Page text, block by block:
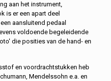
aan het instrument,
is er een apart deel
aansluitend pedaal
voldoende begeleidende
die posities van de hand- en
en voordrachtstukken heb
Mendelssohn e.a. en